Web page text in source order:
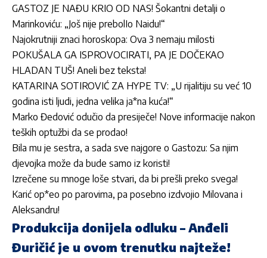
GASTOZ JE NAĐU KRIO OD NAS! Šokantni detalji o
Marinkoviću: „Još nije prebolIo Naidu!“
Najokrutniji znaci horoskopa: Ova 3 nemaju milosti
POKUŠALA GA ISPROVOCIRATI, PA JE DOČEKAO
HLADAN TUŠ! Aneli bez teksta!
KATARINA SOTIROVIĆ ZA HYPE TV: „U rijalitiju su već 10
godina isti ljudi, jedna velika ja*na kuća!“
Marko Đedović odučio da presiječe! Nove informacije nakon
teških optužbi da se prodao!
Bila mu je sestra, a sada sve najgore o Gastozu: Sa njim
djevojka može da bude samo iz koristi!
Izrečene su mnoge loše stvari, da bi prešli preko svega!
Karić op*eo po parovima, pa posebno izdvojio Milovana i
Aleksandru!
Produkcija donijela odluku – Anđeli
Đuričić je u ovom trenutku najteže!